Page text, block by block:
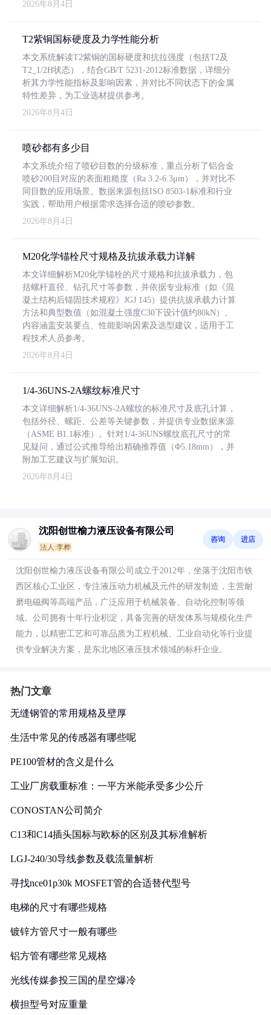
2026年8月4日
T2紫铜国标硬度及力学性能分析
本文系统解读T2紫铜的国标硬度和抗拉强度（包括T2及
T2_1/2H状态），结合GB/T 5231-2012标准数据，详细分
析其力学性能指标及影响因素，并对比不同状态下的金属
特性差异，为工业选材提供参考。
2026年8月4日
喷砂都有多少目
本文系统介绍了喷砂目数的分级标准，重点分析了铝合金
喷砂200目对应的表面粗糙度（Ra 3.2-6.3μm），并对比不
同目数的应用场景。数据来源包括ISO 8503-1标准和行业
实践，帮助用户根据需求选择合适的喷砂参数。
2026年8月4日
M20化学锚栓尺寸规格及抗拔承载力详解
本文详细解析M20化学锚栓的尺寸规格和抗拔承载力，包
括螺杆直径、钻孔尺寸等参数，并依据专业标准（如《混
凝土结构后锚固技术规程》JGJ 145）提供抗拔承载力计算
方法和典型数值（如混凝土强度C30下设计值约80kN）。
内容涵盖安装要点、性能影响因素及选型建议，适用于工
程技术人员参考。
2026年8月4日
1/4-36UNS-2A螺纹标准尺寸
本文详细解析1/4-36UNS-2A螺纹的标准尺寸及底孔计算，
包括外径、螺距、公差等关键参数，并提供专业数据来源
（ASME B1.1标准）。针对1/4-36UNS螺纹底孔尺寸的常
见疑问，通过公式推导给出精确推荐值（Φ5.18mm），并
附加工艺建议与扩展知识。
2026年8月4日
沈阳创世榆力液压设备有限公司
法人:李桦
咨询 进店
沈阳创世榆力液压设备有限公司成立于2012年，坐落于沈阳市铁
西区核心工业区，专注液压动力机械及元件的研发制造，主营耐
磨电磁阀等高端产品，广泛应用于机械装备、自动化控制等领
域。公司拥有十年行业积淀，具备完善的研发体系与规模化生产
能力，以精密工艺和可靠品质为工程机械、工业自动化等行业提
供专业解决方案，是东北地区液压技术领域的标杆企业。
热门文章
无缝钢管的常用规格及壁厚
生活中常见的传感器有哪些呢
PE100管材的含义是什么
工业厂房载重标准：一平方米能承受多少公斤
CONOSTAN公司简介
C13和C14插头国标与欧标的区别及其标准解析
LGJ-240/30导线参数及载流量解析
寻找nce01p30k MOSFET管的合适替代型号
电梯的尺寸有哪些规格
镀锌方管尺寸一般有哪些
铝方管有哪些常见规格
光线传媒参投三国的星空爆冷
横担型号对应重量